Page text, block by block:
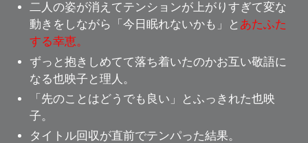
二人の姿が消えてテンションが上がりすぎて変な
動きをしながら「今日眠れないかも」と あたふた
する幸恵。
ずっと抱きしめてて落ち着いたのかお互い敬語に
なる也映子と理人 。
「先のことはどうでも良い」
とふっきれた也映
子。
タイトル回収が直前でテンパった結果。